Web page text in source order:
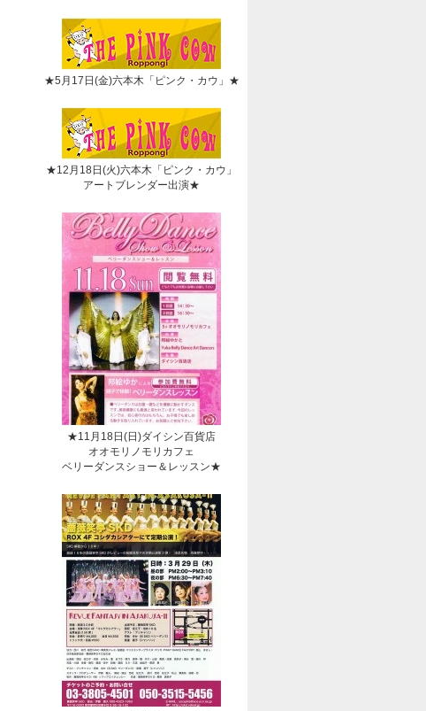
★5月17日(金)六本木「ピンク・カウ」★
★12月18日(火)六本木「ピンク・カウ」
アートブレンダー出演★
★11月18日(日)ダイシン百貨店
オオモリノモリカフェ
ベリーダンスショー＆レッスン★